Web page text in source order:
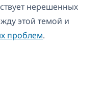
нерешенных
этой темой и
проблем.